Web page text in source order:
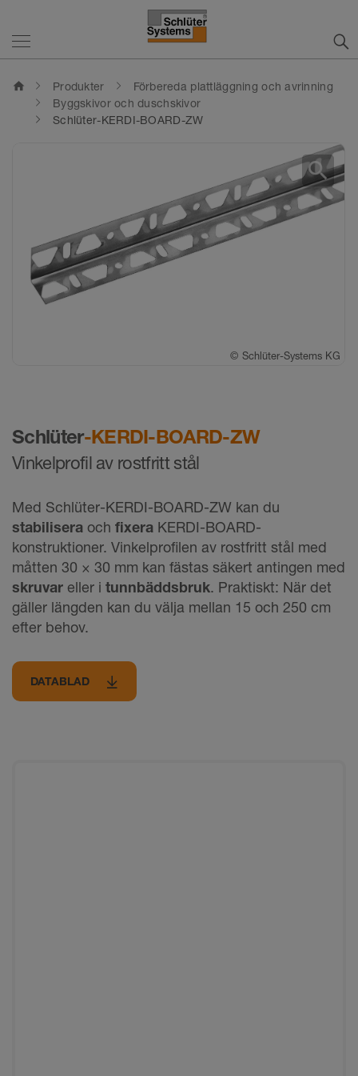
home Produkter
Förbereda plattläggning och avrinning
Byggskivor och duschskivor
Schlüter-KERDI-BOARD-ZW
Schlüter-KERDI-BOARD-ZW
Vinkelprofil av rostfritt stål
Med Schlüter-KERDI-BOARD-ZW kan du
stabilisera och fixera KERDI-BOARD-
konstruktioner. Vinkelprofilen av rostfritt stål med
måtten 30 × 30 mm kan fästas säkert antingen med
skruvar eller i tunnbäddsbruk. Praktiskt: När det
gäller längden kan du välja mellan 15 och 250 cm
efter behov.
DATABLAD
© Schlüter-Systems KG
search